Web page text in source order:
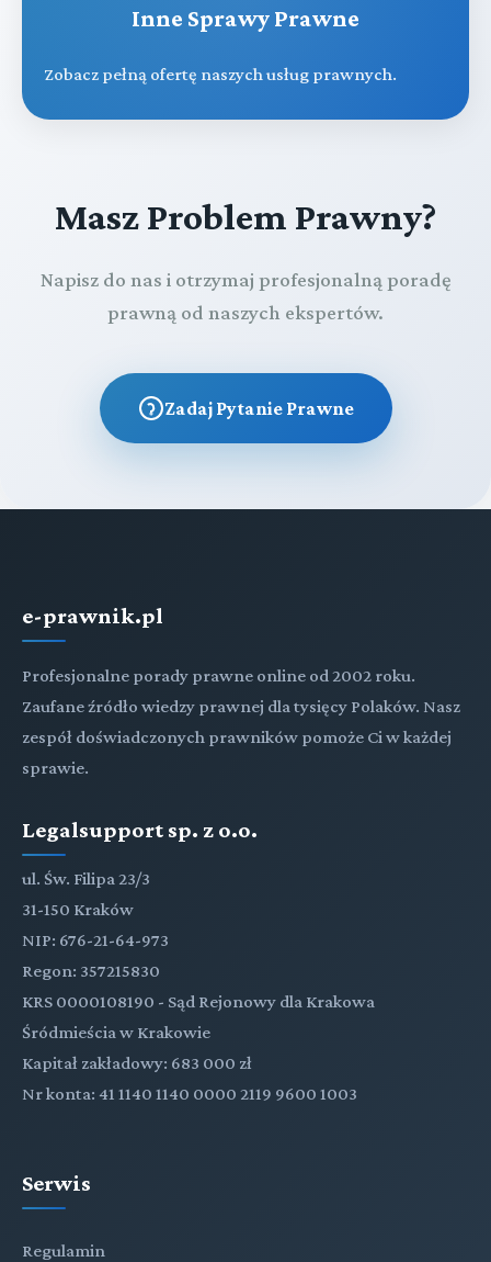
Inne Sprawy Prawne
Zobacz pełną ofertę naszych usług prawnych.
Masz Problem Prawny?
Napisz do nas i otrzymaj profesjonalną poradę
prawną od naszych ekspertów.
Zadaj Pytanie Prawne
e-prawnik.pl
Profesjonalne porady prawne online od 2002 roku.
Zaufane źródło wiedzy prawnej dla tysięcy Polaków. Nasz
zespół doświadczonych prawników pomoże Ci w każdej
sprawie.
Legalsupport sp. z o.o.
ul. Św. Filipa 23/3
31-150 Kraków
NIP: 676-21-64-973
Regon: 357215830
KRS 0000108190 - Sąd Rejonowy dla Krakowa
Śródmieścia w Krakowie
Kapitał zakładowy: 683 000 zł
Nr konta: 41 1140 1140 0000 2119 9600 1003
Serwis
Regulamin